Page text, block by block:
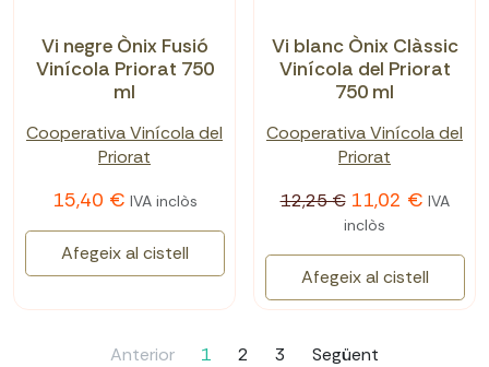
Vi negre Ònix Fusió
Vinícola Priorat 750
ml
Cooperativa Vinícola del
Priorat
15,40 € IVA inclòs
Afegeix al cistell
Vi blanc Ònix Clàssic
Vinícola del Priorat
750 ml
Cooperativa Vinícola del
Priorat
12,25 € 11,02 € IVA
inclòs
Afegeix al cistell
Anterior 1 2 3 Següent